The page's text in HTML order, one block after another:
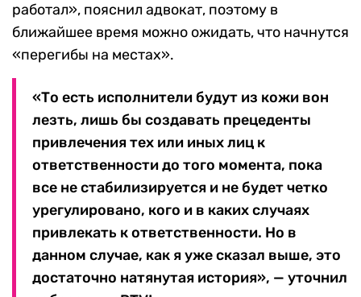
работал», пояснил адвокат, поэтому в
ближайшее время можно ожидать, что начнутся
«перегибы на местах».
«То есть исполнители будут из кожи вон
лезть, лишь бы создавать прецеденты
привлечения тех или иных лиц к
ответственности до того момента, пока
все не стабилизируется и не будет четко
урегулировано, кого и в каких случаях
привлекать к ответственности. Но в
данном случае, как я уже сказал выше, это
достаточно натянутая история», — уточнил